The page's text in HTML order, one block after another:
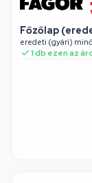
Főzőlap
eredeti (gyári)
1 db ezen az